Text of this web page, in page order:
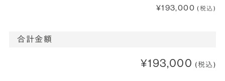
¥193,000 (税込)
合計金額
¥193,000 (税込)